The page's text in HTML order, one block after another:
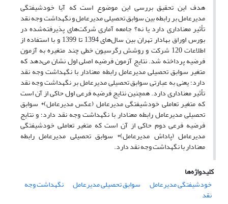
هدف این تحقیق بررسی این موضوع است که آیا خودشیفتگی
مدیرعامل بر رابطه بین سوابق تحصیلی مدیرعامل و نگهداشت وجه نقد
تأثیر معناداری دارد یا نه؟ جامعه آماری شرکت‌های پذیرفته‌شده در
بورس اوراق بهادار تهران بین سال‌های 1394 تا 1399 و با استفاده از
اطلاعات 120 شرکت و روشش رگرسیون خطی چند متغیره به آزمون
فرضیه پرداخته شد. نتایج آزمون فرضیه اصلی اول نشان می‌دهد که
متغیر سوابق تحصیلی مدیرعامل رابطه معنادار با نگهداشت وجه نقد
دارد؛ یعنی به عبارتی سوابق تحصیلی مدیرعامل بر نگهداشت وجه نقد
تأثیر معناداری دارد. همچنین نتایج فرضیه فرعی اول حاکی از آن است
که متغیر تعاملی خودشیفتگی مدیرعامل (عکس مدیرعامل)* سوابق
تحصیلی مدیرعامل رابطه معنادار با نگهداشت وجه نقد دارد؛ و نتایج
فرضیه فرعی دوم حاکی از آن است که متغیر تعاملی خودشیفتگی
مدیرعامل (پاداش مدیرعامل)* سوابق تحصیلی مدیرعامل رابطه
معنادار با نگهداشت وجه نقد دارد.
کلیدواژه‌ها
خودشیفتگی مدیرعامل
سوابق تحصیلی مدیرعامل نگهداشت وجه
نقد